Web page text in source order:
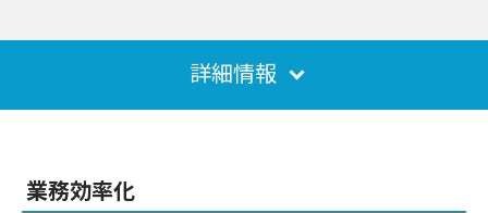
詳細情報
業務効率化